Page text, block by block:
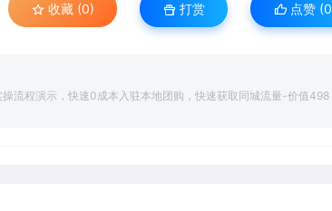
收藏 (0) 打赏 点赞 (0
操流程演示，快速0成本入驻本地团购，快速获取同城流量-价值498